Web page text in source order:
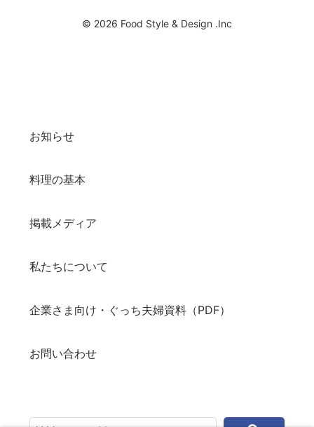
© 2026 Food Style & Design .Inc
お知らせ
料理の基本
掲載メディア
私たちについて
企業さま向け・ぐっち夫婦資料（PDF）
お問い合わせ